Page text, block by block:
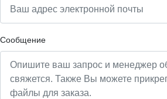
Сообщение